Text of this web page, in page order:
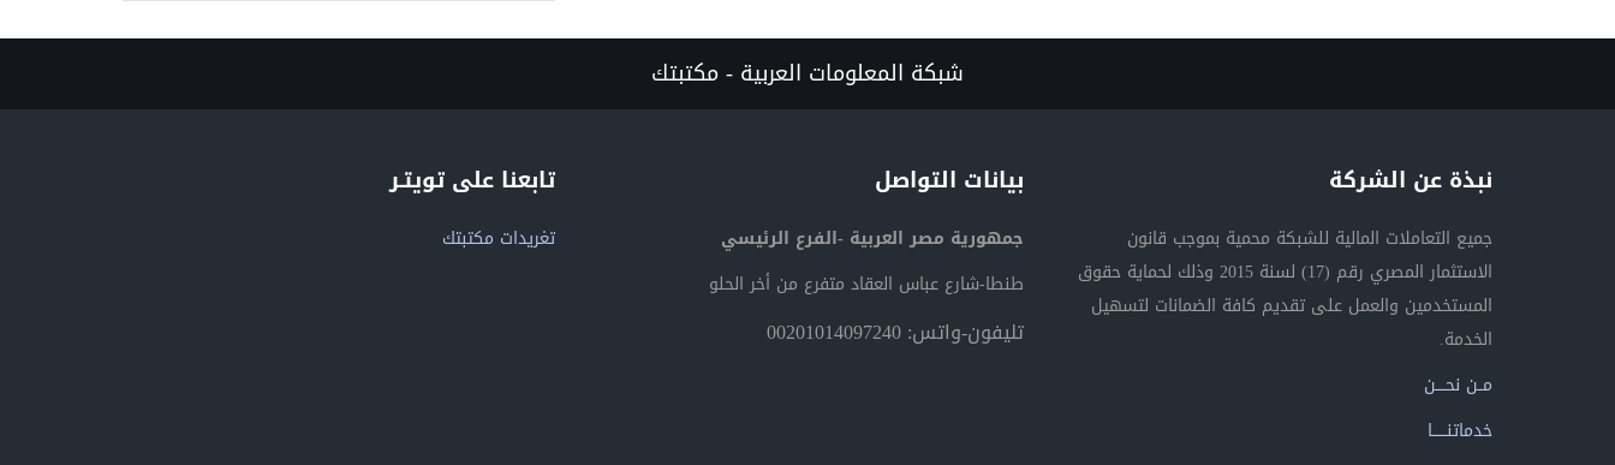
شبكة المعلومات العربية - مكتبتك
نبذة عن الشركة
جميع التعاملات المالية للشبكة محمية بموجب قانون
الاستثمار المصري رقم (17) لسنة 2015 وذلك لحماية حقوق
المستخدمين والعمل على تقديم كافة الضمانات لتسهيل
الخدمة.
مــن نحــــن
خدماتنــــــا
بيانات التواصل
جمهورية مصر العربية -الفرع الرئيسي
طنطا-شارع عباس العقاد متفرع من أخر الحلو
تليفون-واتس: 00201014097240
تابعنا على تويتـر
تغريدات مكتبتك